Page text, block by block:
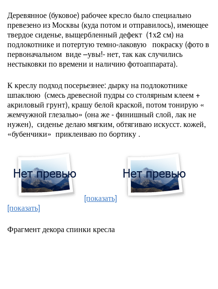
Деревянное (буковое) рабочее кресло было специально
превезено из Москвы (куда потом и отправилось), имеющее
твердое сиденье, выщербленный дефект (1х2 см) на
подлокотнике и потертую темно-лаковую покраску (фото в
первоначальном виде –увы!- нет, так как случились
нестыковки по времени и наличию фотоаппарата).
К креслу подход посерьезнее: дырку на подлокотнике
шпаклюю (смесь древесной пудры со столярным клеем +
акриловый грунт), крашу белой краской, потом тонирую «
жемчужной глезалью» (она же - финишный слой, лак не
нужен), сиденье делаю мягким, обтягиваю искусст. кожей,
«бубенчики» приклеиваю по бортику .
[показать]
[показать]
Фрагмент декора спинки кресла